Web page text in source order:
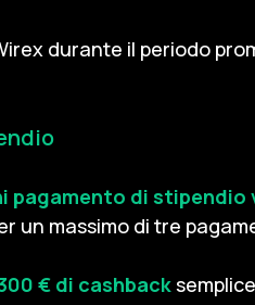
durante il periodo
pagamento di
un massimo di tre
€ di cashback